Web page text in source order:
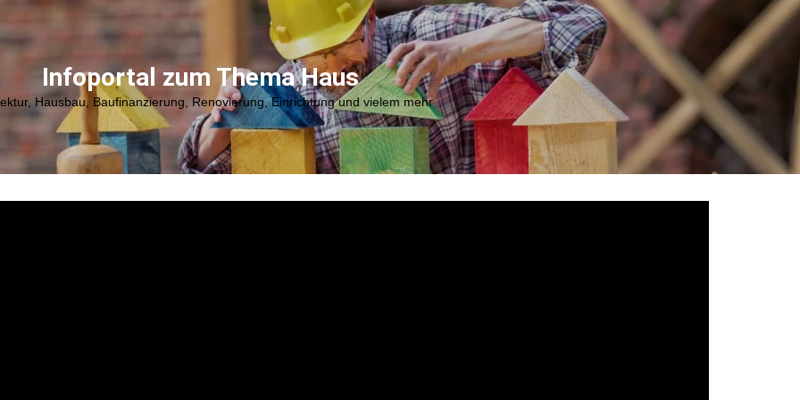
Infoportal zum Thema Haus
Hausbau, Baufinanzierung, Renovierung, Einrichtung und vielem mehr